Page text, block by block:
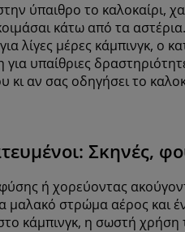
ύπαιθρο το
κάτω από τα
λίγες μέρες κάμπινγκ,
για υπαίθριες
αν σας οδηγήσει το
Σκηνές,
ή χορεύοντας
στρώμα αέρος και
κάμπινγκ, η σωστή